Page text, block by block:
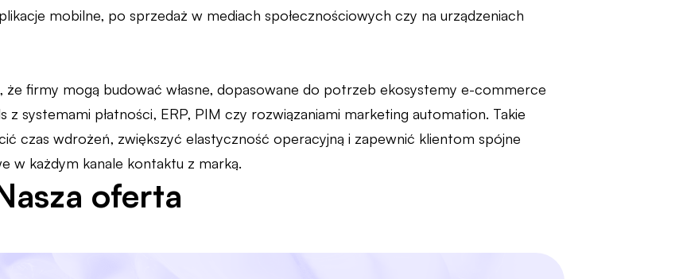
mobilne, po sprzedaż w mediach społecznościowych czy na urządzeniach
firmy mogą budować własne, dopasowane do potrzeb ekosystemy e-commerce
z systemami płatności, ERP, PIM czy rozwiązaniami marketing automation. Takie
czas wdrożeń, zwiększyć elastyczność operacyjną i zapewnić klientom spójne
w każdym kanale kontaktu z marką.
oferta